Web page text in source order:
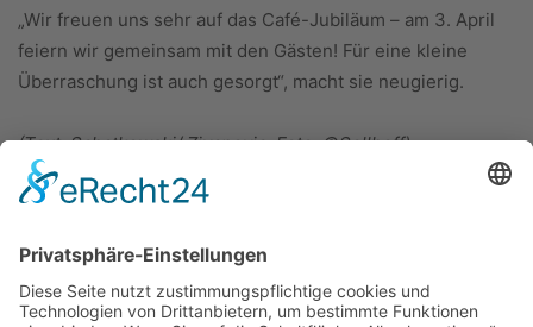
„Wir freuen uns sehr auf das Café-Jubiläum – am 3. April
feiern wir gemeinsam mit den Gästen! Für eine kleine
Überraschung ist auch gesorgt“, macht sie neugierig.
(Text: Schatkowski/ Zivanovic; Foto: ©Sellhoff)